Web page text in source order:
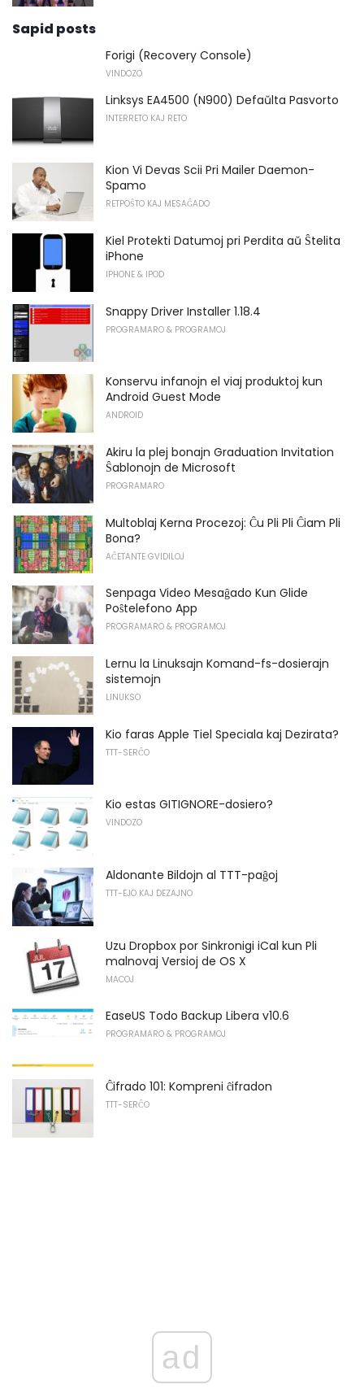
Sapid posts
Forigi (Recovery Console)
VINDOZO
Linksys EA4500 (N900) Defaŭlta Pasvorto
INTERRETO KAJ RETO
Kion Vi Devas Scii Pri Mailer Daemon-
Spamo
RETPOŜTO KAJ MESAĜADO
Kiel Protekti Datumoj pri Perdita aŭ Ŝtelita
iPhone
IPHONE & IPOD
Snappy Driver Installer 1.18.4
PROGRAMARO & PROGRAMOJ
Konservu infanojn el viaj produktoj kun
Android Guest Mode
ANDROID
Akiru la plej bonajn Graduation Invitation
Ŝablonojn de Microsoft
PROGRAMARO
Multoblaj Kerna Procezoj: Ĉu Pli Pli Ĉiam Pli
Bona?
AĈETANTE GVIDILOJ
Senpaga Video Mesaĝado Kun Glide
Poŝtelefono App
PROGRAMARO & PROGRAMOJ
Lernu la Linuksajn Komand-fs-dosierajn
sistemojn
LINUKSO
Kio faras Apple Tiel Speciala kaj Dezirata?
TTT-SERĈO
Kio estas GITIGNORE-dosiero?
VINDOZO
Aldonante Bildojn al TTT-paĝoj
TTT-EJO KAJ DEZAJNO
Uzu Dropbox por Sinkronigi iCal kun Pli
malnovaj Versioj de OS X
MACOJ
EaseUS Todo Backup Libera v10.6
PROGRAMARO & PROGRAMOJ
Ĉifrado 101: Kompreni ĉifradon
TTT-SERĈO
ad